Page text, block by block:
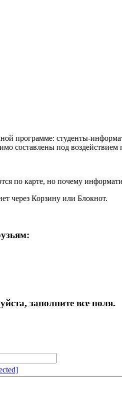
программе: студенты-
составлены под воздействием
по карте, но почему
через Корзину или Блокнот.
заполните все поля.